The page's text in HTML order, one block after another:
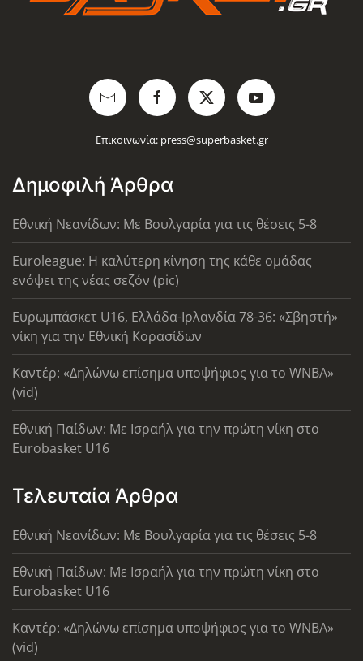
Επικοινωνία: press@superbasket.gr
Δημοφιλή Άρθρα
Εθνική Νεανίδων: Με Βουλγαρία για τις θέσεις 5-8
Euroleague: Η καλύτερη κίνηση της κάθε ομάδας
ενόψει της νέας σεζόν (pic)
Ευρωμπάσκετ U16, Ελλάδα-Ιρλανδία 78-36: «Σβηστή»
νίκη για την Εθνική Κορασίδων
Καντέρ: «Δηλώνω επίσημα υποψήφιος για το WNBA»
(vid)
Εθνική Παίδων: Με Ισραήλ για την πρώτη νίκη στο
Eurobasket U16
Τελευταία Άρθρα
Εθνική Νεανίδων: Με Βουλγαρία για τις θέσεις 5-8
Εθνική Παίδων: Με Ισραήλ για την πρώτη νίκη στο
Eurobasket U16
Καντέρ: «Δηλώνω επίσημα υποψήφιος για το WNBA»
(vid)